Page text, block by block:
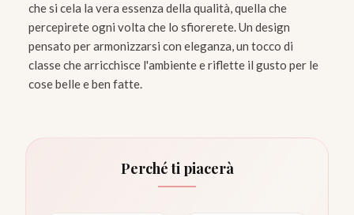
che si cela la vera essenza della qualità, quella che
percepirete ogni volta che lo sfiorerete. Un design
pensato per armonizzarsi con eleganza, un tocco di
classe che arricchisce l'ambiente e riflette il gusto per le
cose belle e ben fatte.
Perché ti piacerà